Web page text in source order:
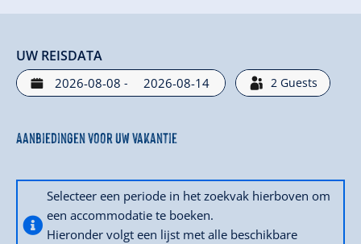
UW REISDATA
- 2 Guests
Aanbiedingen voor uw vakantie
Selecteer een periode in het zoekvak hierboven om
een accommodatie te boeken.
Hieronder volgt een lijst met alle beschikbare